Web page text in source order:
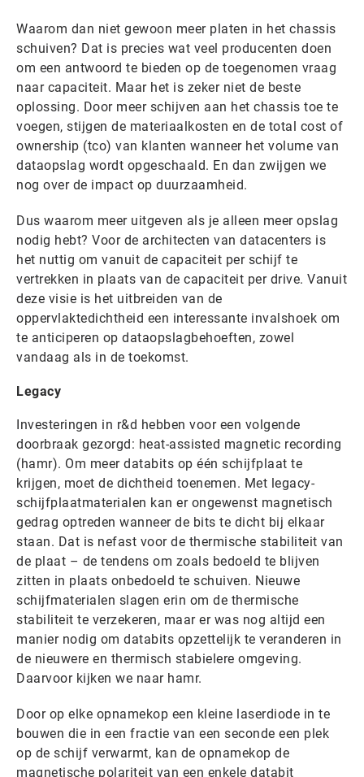
Waarom dan niet gewoon meer platen in het chassis
schuiven? Dat is precies wat veel producenten doen
om een antwoord te bieden op de toegenomen vraag
naar capaciteit. Maar het is zeker niet de beste
oplossing. Door meer schijven aan het chassis toe te
voegen, stijgen de materiaalkosten en de total cost of
ownership (tco) van klanten wanneer het volume van
dataopslag wordt opgeschaald. En dan zwijgen we
nog over de impact op duurzaamheid.
Dus waarom meer uitgeven als je alleen meer opslag
nodig hebt? Voor de architecten van datacenters is
het nuttig om vanuit de capaciteit per schijf te
vertrekken in plaats van de capaciteit per drive. Vanuit
deze visie is het uitbreiden van de
oppervlaktedichtheid een interessante invalshoek om
te anticiperen op dataopslagbehoeften, zowel
vandaag als in de toekomst.
Legacy
Investeringen in r&d hebben voor een volgende
doorbraak gezorgd: heat-assisted magnetic recording
(hamr). Om meer databits op één schijfplaat te
krijgen, moet de dichtheid toenemen. Met legacy-
schijfplaatmaterialen kan er ongewenst magnetisch
gedrag optreden wanneer de bits te dicht bij elkaar
staan. Dat is nefast voor de thermische stabiliteit van
de plaat – de tendens om zoals bedoeld te blijven
zitten in plaats onbedoeld te schuiven. Nieuwe
schijfmaterialen slagen erin om de thermische
stabiliteit te verzekeren, maar er was nog altijd een
manier nodig om databits opzettelijk te veranderen in
de nieuwere en thermisch stabielere omgeving.
Daarvoor kijken we naar hamr.
Door op elke opnamekop een kleine laserdiode in te
bouwen die in een fractie van een seconde een plek
op de schijf verwarmt, kan de opnamekop de
magnetische polariteit van een enkele databit